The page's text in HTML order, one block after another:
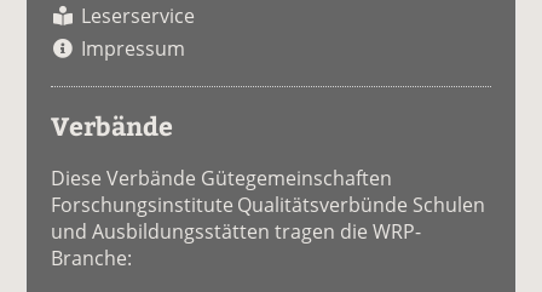
Leserservice
Impressum
Verbände
Diese Verbände Gütegemeinschaften
Forschungsinstitute Qualitätsverbünde Schulen
und Ausbildungsstätten tragen die WRP-
Branche: